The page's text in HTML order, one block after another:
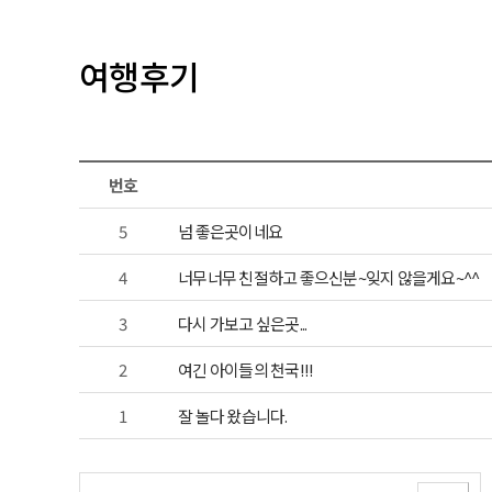
여행후기
번호
5
넘 좋은곳이네요
4
너무너무 친절하고 좋으신분~잊지 않을게요~^^
3
다시 가보고 싶은곳...
2
여긴 아이들의 천국!!!
1
잘 놀다 왔습니다.